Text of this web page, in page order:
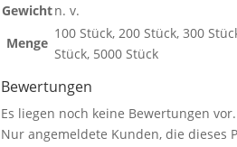
Gewichtn. v.
Menge
100 Stück, 200 Stück, 300
Stück, 5000 Stück
Bewertungen
Es liegen noch keine Bewertungen vor.
Nur angemeldete Kunden, die dieses